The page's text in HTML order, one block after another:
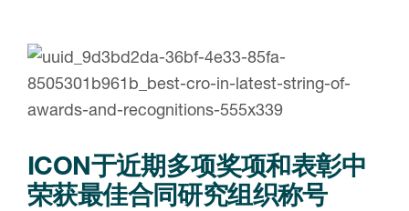
ICON于近期多项奖项和表彰中
荣获最佳合同研究组织称号